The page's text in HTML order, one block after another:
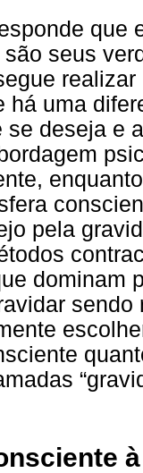
que
seus
há uma
se deseja e
pela
dominam